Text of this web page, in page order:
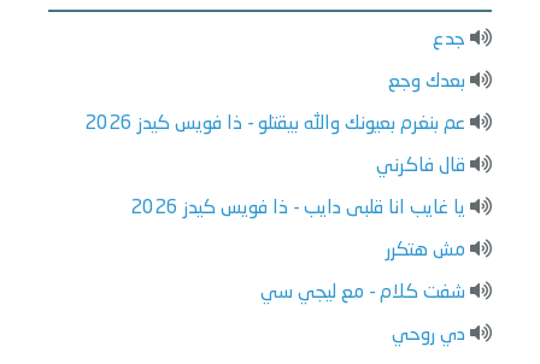
جدع
بعدك وجع
عم بنغرم بعيونك والله بيقتلو - ذا فويس كيدز 2026
قال فاكرني
يا غايب انا قلبى دايب - ذا فويس كيدز 2026
مش هتكرر
شفت كلام - مع ليجي سي
دي روحي